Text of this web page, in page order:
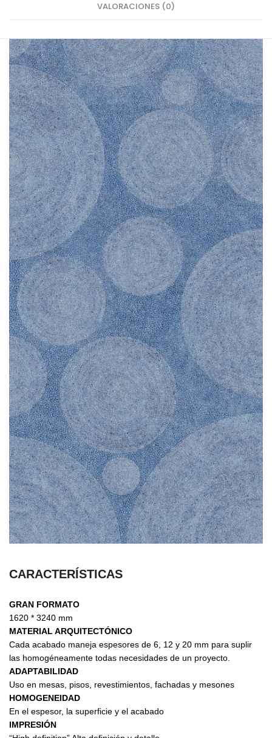
VALORACIONES (0)
CARACTERÍSTICAS
GRAN FORMATO
1620 * 3240 mm
MATERIAL ARQUITECTÓNICO
Cada acabado maneja espesores de 6, 12 y 20 mm para suplir
las homogéneamente todas necesidades de un proyecto.
ADAPTABILIDAD
Uso en mesas, pisos, revestimientos, fachadas y mesones
HOMOGENEIDAD
En el espesor, la superficie y el acabado
IMPRESIÓN